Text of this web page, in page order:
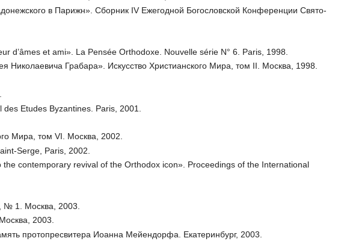
в Парижн». Сборник IV Ежегодной Богословской Конференции Свято-
et ami». La Pensée Orthodoxe. Nouvelle série N° 6. Paris, 1998.
Николаевича Грабара». Искусство Христианского Мира, том II. Москва, 1998.
Etudes Byzantines. Paris, 2001.
Мира, том VI. Москва, 2002.
Serge, Paris, 2002.
contemporary revival of the Orthodox icon». Proceedings of the International
№ 1. Москва, 2003.
2003.
протопресвитера Иоанна Мейендорфа. Екатеринбург, 2003.